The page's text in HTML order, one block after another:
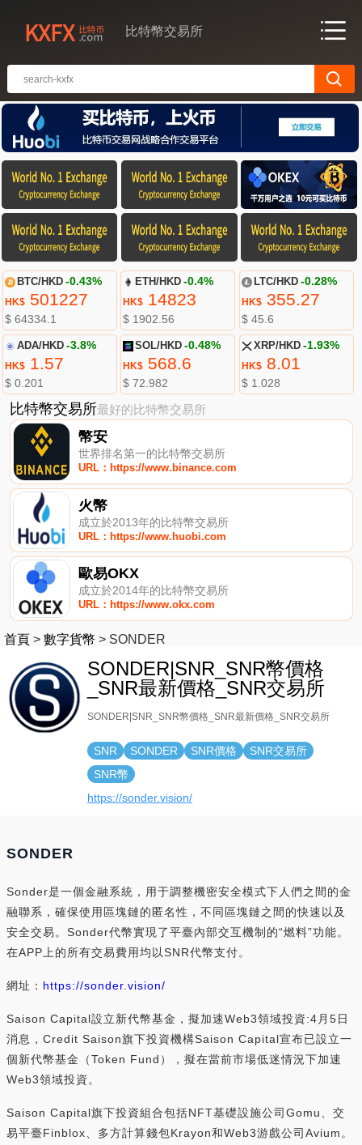
比特幣交易所
BTC/HKD -0.43%
HK$501227
$ 64334.1
ETH/HKD -0.4%
HK$ 14823
$ 1902.56
LTC/HKD -0.28%
HK$355.27
$ 45.6
ADA/HKD -3.8%
HK$1.57
$ 0.201
SOL/HKD -0.48%
HK$ 568.6
$ 72.982
XRP/HKD -1.93%
HK$8.01
$ 1.028
比特幣交易所最好的比特幣交易所
幣安
世界排名第一的比特幣交易所
URL：https://www.binance.com
火幣
成立於2013年的比特幣交易所
URL：https://www.huobi.com
歐易OKX
成立於2014年的比特幣交易所
URL：https://www.okx.com
首頁 > 數字貨幣 > SONDER
SONDER|SNR_SNR幣價格
_SNR最新價格_SNR交易所
SONDER|SNR_SNR幣價格_SNR最新價格_SNR交易所
SNR SONDER SNR價格
SNR交易所
SNR幣
https://sonder.vision/
SONDER
Sonder是一個金融系統，用于調整機密安全模式下人們之間的金
融聯系，確保使用區塊鏈的匿名性，不同區塊鏈之間的快速以及
安全交易。Sonder代幣實現了平臺內部交互機制的“燃料”功能。
在APP上的所有交易費用均以SNR代幣支付。
網址： https://sonder.vision/
Saison Capital設立新代幣基金，擬加速Web3領域投資:4月5日
消息，Credit Saison旗下投資機構Saison Capital宣布已設立一
個新代幣基金（Token Fund），擬在當前市場低迷情況下加速
Web3領域投資。
Saison Capital旗下投資組合包括NFT基礎設施公司Gomu、交
易平臺Finblox、多方計算錢包Krayon和Web3游戲公司Avium。